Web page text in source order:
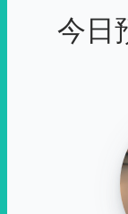
今日